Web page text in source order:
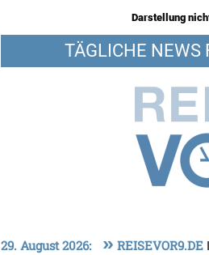
Darstellung
TÄGLICHE NEWS
29. August 2026: » REISEVOR9.DE